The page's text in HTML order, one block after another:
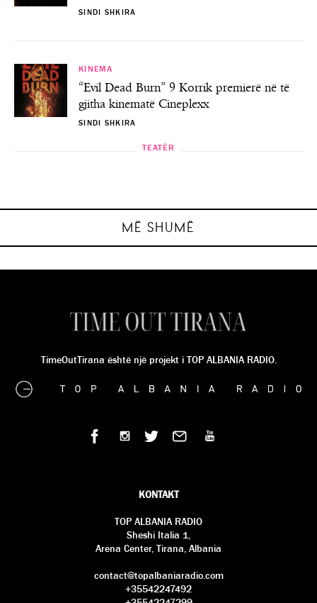
SINDI SHKIRA
KINEMA
“Evil Dead Burn” 9 Korrik premierë në të
gjitha kinematë Cineplexx
SINDI SHKIRA
MË SHUMË
TEATËR
TEATËR
TEATËR
TEATËR
TimeOutTirana është një projekt i TOP ALBANIA RADIO.
KONTAKT
TOP ALBANIA RADIO
Sheshi Italia 1,
Arena Center, Tirana, Albania
contact@topalbaniaradio.com
+35542247492